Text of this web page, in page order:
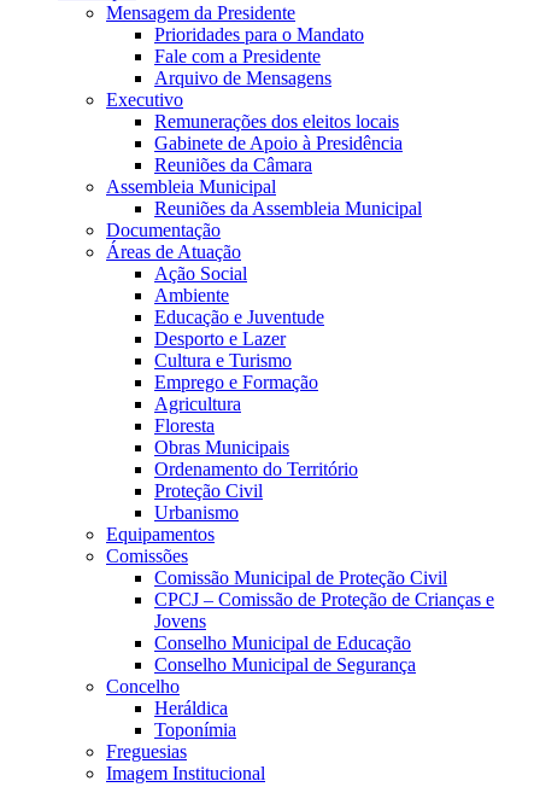
Mensagem da Presidente
Prioridades para o Mandato
Fale com a Presidente
Arquivo de Mensagens
Executivo
Remunerações dos eleitos locais
Gabinete de Apoio à Presidência
Reuniões da Câmara
Assembleia Municipal
Reuniões da Assembleia Municipal
Documentação
Áreas de Atuação
Ação Social
Ambiente
Educação e Juventude
Desporto e Lazer
Cultura e Turismo
Emprego e Formação
Agricultura
Floresta
Obras Municipais
Ordenamento do Território
Proteção Civil
Urbanismo
Equipamentos
Comissões
Comissão Municipal de Proteção Civil
CPCJ – Comissão de Proteção de Crianças e
Jovens
Conselho Municipal de Educação
Conselho Municipal de Segurança
Concelho
Heráldica
Toponímia
Freguesias
Imagem Institucional